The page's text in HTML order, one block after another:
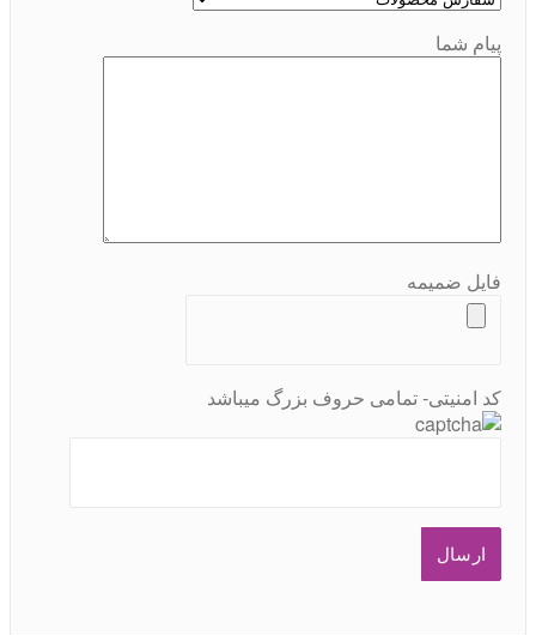
پیام شما
فایل ضمیمه
کد امنیتی- تمامی حروف بزرگ میباشد